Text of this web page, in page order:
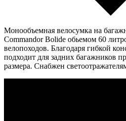
Монообъемная велосумка на
Commandor Bolide обьемом 60
велопоходов. Благодаря гибкой
подходит для задних багажников
размера. Снабжен